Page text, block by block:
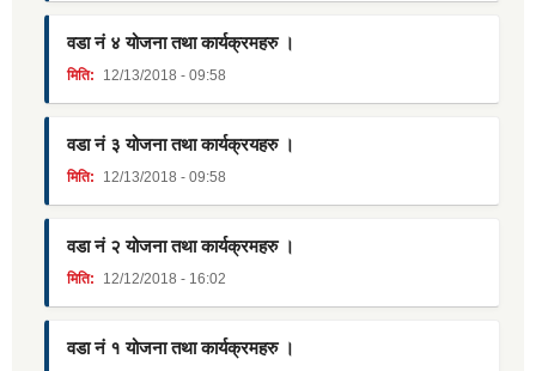
वडा नं ४ योजना तथा कार्यक्रमहरु ।
मिति: 12/13/2018 - 09:58
वडा नं ३ योजना तथा कार्यक्रयहरु ।
मिति: 12/13/2018 - 09:58
वडा नं २ योजना तथा कार्यक्रमहरु ।
मिति: 12/12/2018 - 16:02
वडा नं १ योजना तथा कार्यक्रमहरु ।